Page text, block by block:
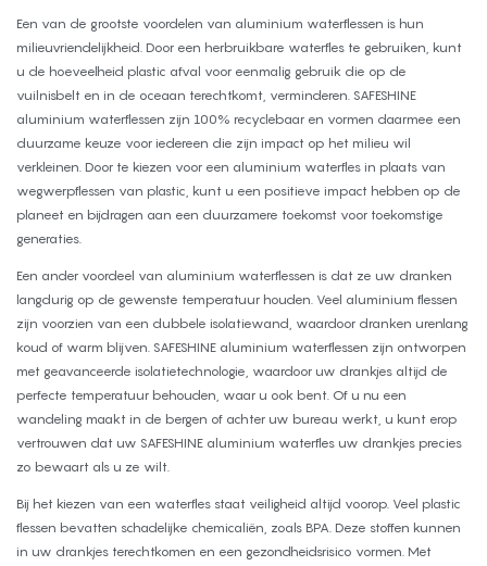
Een van de grootste voordelen van aluminium waterflessen is hun
milieuvriendelijkheid. Door een herbruikbare waterfles te gebruiken, kunt
u de hoeveelheid plastic afval voor eenmalig gebruik die op de
vuilnisbelt en in de oceaan terechtkomt, verminderen. SAFESHINE
aluminium waterflessen zijn 100% recyclebaar en vormen daarmee een
duurzame keuze voor iedereen die zijn impact op het milieu wil
verkleinen. Door te kiezen voor een aluminium waterfles in plaats van
wegwerpflessen van plastic, kunt u een positieve impact hebben op de
planeet en bijdragen aan een duurzamere toekomst voor toekomstige
generaties.
Een ander voordeel van aluminium waterflessen is dat ze uw dranken
langdurig op de gewenste temperatuur houden. Veel aluminium flessen
zijn voorzien van een dubbele isolatiewand, waardoor dranken urenlang
koud of warm blijven. SAFESHINE aluminium waterflessen zijn ontworpen
met geavanceerde isolatietechnologie, waardoor uw drankjes altijd de
perfecte temperatuur behouden, waar u ook bent. Of u nu een
wandeling maakt in de bergen of achter uw bureau werkt, u kunt erop
vertrouwen dat uw SAFESHINE aluminium waterfles uw drankjes precies
zo bewaart als u ze wilt.
Bij het kiezen van een waterfles staat veiligheid altijd voorop. Veel plastic
flessen bevatten schadelijke chemicaliën, zoals BPA. Deze stoffen kunnen
in uw drankjes terechtkomen en een gezondheidsrisico vormen. Met